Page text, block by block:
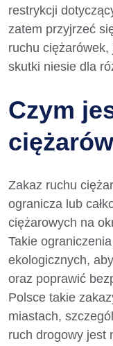
restrykcji
zatem przyjrzeć
ruchu
skutki niesie dla
Czym
Zakaz ruchu
ogranicza lub
ciężarowych na
Takie
ekologicznych,
oraz poprawić
Polsce takie
miastach,
ruch drogowy jest